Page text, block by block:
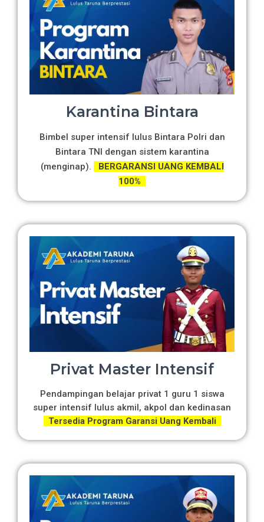
Karantina Bintara
Bimbel super intensif lulus Bintara Polri dan
Bintara TNI dengan sistem karantina
(menginap).
BERGARANSI UANG KEMBALI
100%
Privat Master Intensif
Pendampingan belajar privat 1 guru 1 siswa
super intensif lulus akmil, akpol dan kedinasan
Tersedia Program Garansi Uang Kembali